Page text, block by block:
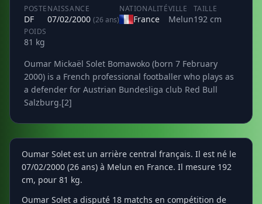
POSTE
DF
NAISSANCE
07/02/2000 (26 ans)
NATIONALITÉ
France
VILLE
Melun
TAILLE
192 cm
POIDS
81 kg
Oumar Mickaël Solet Bomawoko (born 7 February
2000) is a French professional footballer who plays as
a defender for Austrian Bundesliga club Red Bull
Salzburg.[2]
Oumar Solet est un arrière central français. Il est né le
07/02/2000 (26 ans) à Melun en France. Il mesure 192
cm, pour 81 kg.
Oumar Solet a disputé 18 matchs en compétition de